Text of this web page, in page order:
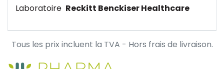
Laboratoire Reckitt Benckiser Healthcare
Tous les prix incluent la TVA - Hors frais de livraison.